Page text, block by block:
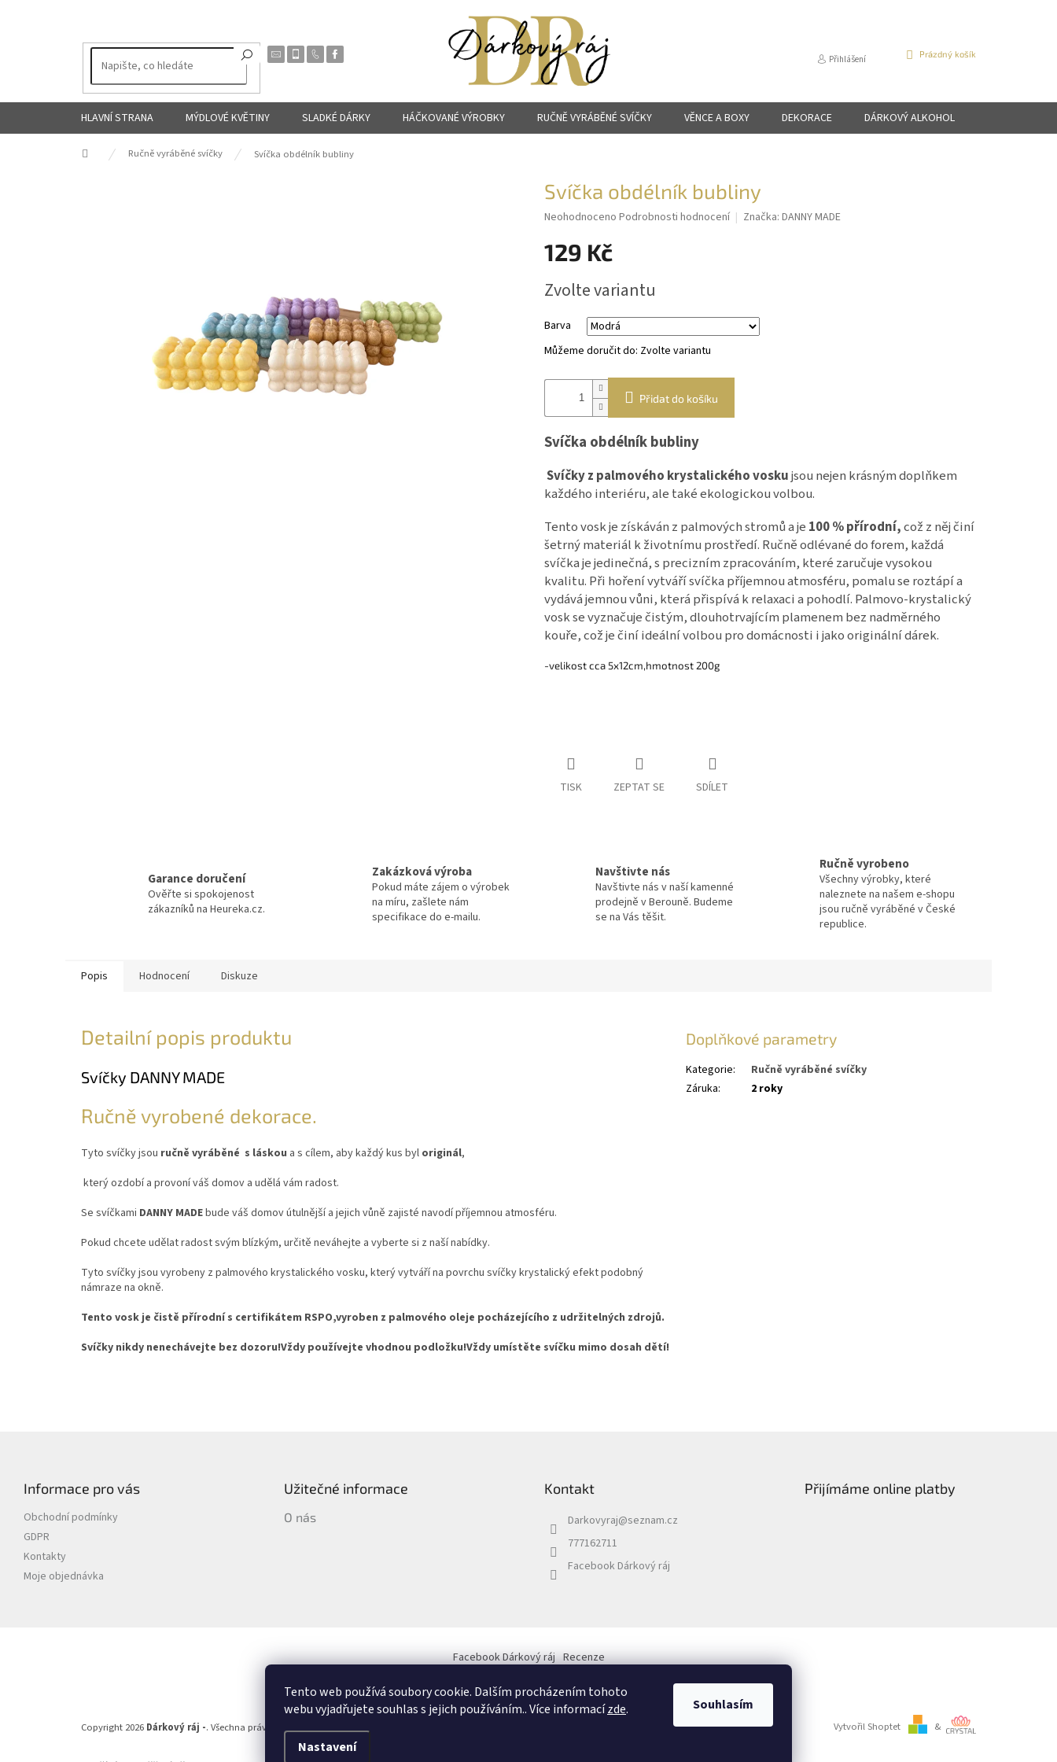
Tento web používá soubory cookie. Dalším procházením tohoto
webu vyjadřujete souhlas s jejich používáním.. Více informacízde.
Nastavení
Souhlasím
Přihlášení
NÁKUPNÍ
Prázdný košík
HLAVNÍ STRANA MÝDLOVÉ KVĚTINY SLADKÉ DÁRKY HÁČKOVANÉ VÝROBKY RUČNĚ VYRÁBĚNÉ SVÍČKY VĚNCE A BOXY DEKORACE DÁRKOVÝ ALKOHOL
Domů Ručně vyráběné svíčky Svíčka obdélník bubliny
Svíčka obdélník bubliny
Průměrné
produktu
je
z
hvězdiček.
Neohodnoceno Podrobnosti hodnocení Značka: DANNY MADE
129 Kč
cena:
Zvolte variantu
Barva
Můžeme doručit do: Zvolte variantu
Přidat do košíku
Svíčka obdélník bubliny
Svíčky z palmového krystalického voskujsou nejen krásným doplňkem
každého interiéru, ale také ekologickou volbou.
Tento vosk je získáván z palmových stromů a je 100 % přírodní,což z něj činí
šetrný materiál k životnímu prostředí. Ručně odlévané do forem, každá
svíčka je jedinečná, s precizním zpracováním, které zaručuje vysokou
kvalitu. Při hoření vytváří svíčka příjemnou atmosféru, pomalu se roztápí a
vydává jemnou vůni, která přispívá k relaxaci a pohodlí. Palmovo-krystalický
vosk se vyznačuje čistým, dlouhotrvajícím plamenem bez nadměrného
kouře, což je činí ideální volbou pro domácnosti i jako originální dárek.
-velikost cca 5x12cm,hmotnost 200g
TISK ZEPTAT SE SDÍLET
Garance doručení
Ověřte si spokojenost
zákazníků na Heureka.cz.
Zakázková výroba
Pokud máte zájem o výrobek
na míru, zašlete nám
specifikace do e-mailu.
Navštivte nás
Navštivte nás v naší kamenné
prodejně v Berouně. Budeme
se na Vás těšit.
Ručně vyrobeno
Všechny výrobky, které
naleznete na našem e-shopu
jsou ručně vyráběné v České
republice.
Popis Hodnocení Diskuze
Detailní popis produktu
Svíčky DANNY MADE
Ručně vyrobené dekorace.
Tyto svíčky jsou ručně vyráběné s láskou a s cílem, aby každý kus byl originál,
který ozdobí a provoní váš domov a udělá vám radost.
Se svíčkami DANNY MADEbude váš domov útulnější a jejich vůně zajisté navodí příjemnou atmosféru.
Pokud chcete udělat radost svým blízkým, určitě neváhejte a vyberte si z naší nabídky.
Tyto svíčky jsou vyrobeny z palmového krystalického vosku, který vytváří na povrchu svíčky krystalický efekt podobný
námraze na okně.
Tento vosk je čistě přírodní s certifikátem RSPO,vyroben z palmového oleje pocházejícího z udržitelných zdrojů.
Svíčky nikdy nenechávejte bez dozoru!Vždy používejte vhodnou podložku!Vždy umístěte svíčku mimo dosah dětí!
Doplňkové parametry
Kategorie:
Ručně vyráběné svíčky
Záruka: 2 roky
Informace pro vás
Obchodní podmínky
GDPR
Kontakty
Moje objednávka
Užitečné informace
O nás
Kontakt
Darkovyraj@seznam.cz
777162711
Facebook Dárkový ráj
Přijímáme online platby
Facebook Dárkový ráj Recenze
Vytvořil Shoptet &
Copyright 2026 Dárkový ráj -. Všechna práva vyhrazena.